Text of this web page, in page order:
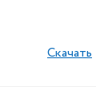
Скачать